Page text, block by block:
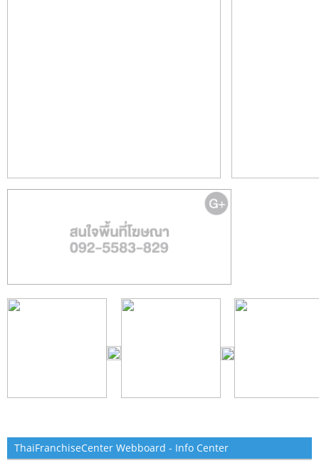
ThaiFranchiseCenter Webboard - Info Center